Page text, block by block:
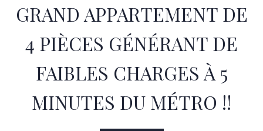
GRAND APPARTEMENT DE
4 PIÈCES GÉNÉRANT DE
FAIBLES CHARGES À 5
MINUTES DU MÉTRO !!